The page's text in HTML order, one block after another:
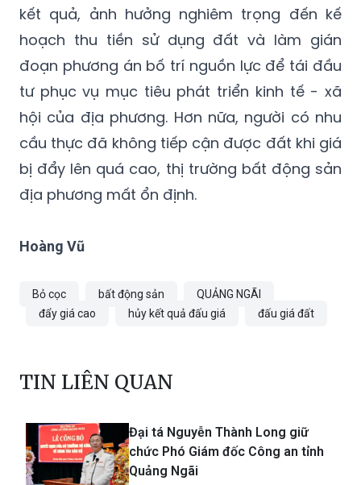
kết quả, ảnh hưởng nghiêm trọng đến kế
hoạch thu tiền sử dụng đất và làm gián
đoạn phương án bố trí nguồn lực để tái đầu
tư phục vụ mục tiêu phát triển kinh tế - xã
hội của địa phương. Hơn nữa, người có nhu
cầu thực đã không tiếp cận được đất khi giá
bị đẩy lên quá cao, thị trường bất động sản
địa phương mất ổn định.
Hoàng Vũ
Bỏ cọc bất động sản
QUẢNG NGÃI
đẩy giá cao
hủy kết quả đấu giá đấu giá đất
TIN LIÊN QUAN
Đại tá Nguyễn Thành Long giữ
chức Phó Giám đốc Công an tỉnh
Quảng Ngãi